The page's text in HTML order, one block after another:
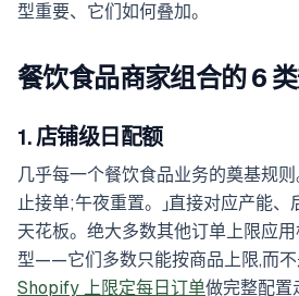
型重要、它们如何叠加。
餐饮食品商家组合的 6
1. 店铺级日配额
几乎每一个餐饮食品业务的奠基规则
止接单;午夜重置。」直接对应产能
天花板。绝大多数其他订单上限应
型——它们多数只能按商品上限,而不
Shopify 上限定每日订单做完整配置